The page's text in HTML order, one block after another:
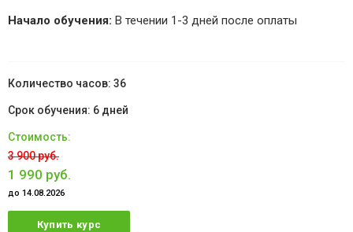
Начало обучения: В течении 1-3 дней после оплаты
36
6 дней
3 900 руб.
1 990 руб.
до 14.08.2026
Купить курс